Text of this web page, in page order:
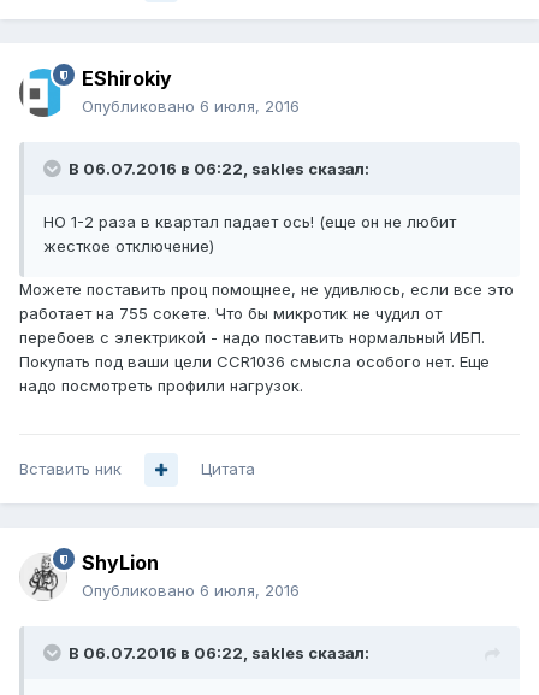
EShirokiy
Опубликовано 6 июля, 2016
В 06.07.2016 в 06:22, sakles сказал:
НО 1-2 раза в квартал падает ось! (еще он не любит
жесткое отключение)
Можете поставить проц помощнее, не удивлюсь, если все это
работает на 755 сокете. Что бы микротик не чудил от
перебоев с электрикой - надо поставить нормальный ИБП.
Покупать под ваши цели CCR1036 смысла особого нет. Еще
надо посмотреть профили нагрузок.
Вставить ник Цитата
ShyLion
Опубликовано 6 июля, 2016
В 06.07.2016 в 06:22, sakles сказал: